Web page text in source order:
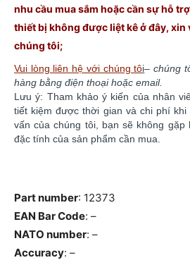
nhu cầu mua sắm hoặc cần sự hỗ
thiết bị không được liệt kê ở đây, xin
chúng tôi;
Vui lòng liên hệ với chúng tôi–chúng
hàng bằng điện thoại hoặc email.
Lưu ý: Tham khảo ý kiến của nhân
tiết kiệm được thời gian và chi phí
vấn của chúng tôi, bạn sẽ không
đặc tính của sản phẩm cần mua.
Part number: 12373
EAN Bar Code: –
NATO number: –
Accuracy: –